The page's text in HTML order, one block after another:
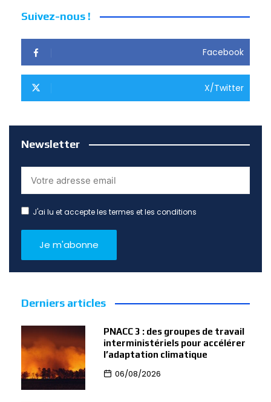
Suivez-nous !
Facebook
X/Twitter
Newsletter
J'ai lu et accepte les termes et les conditions
Derniers articles
PNACC 3 : des groupes de travail
interministériels pour accélérer
l’adaptation climatique
06/08/2026